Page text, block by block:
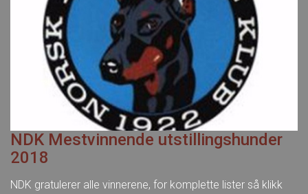
NDK Mestvinnende utstillingshunder
2018
NDK gratulerer alle vinnerene, for komplette lister så klikk